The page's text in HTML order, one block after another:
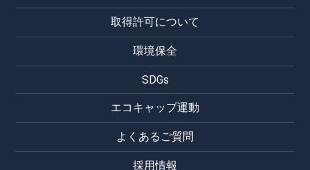
取得許可について
環境保全
SDGs
エコキャップ運動
よくあるご質問
採用情報